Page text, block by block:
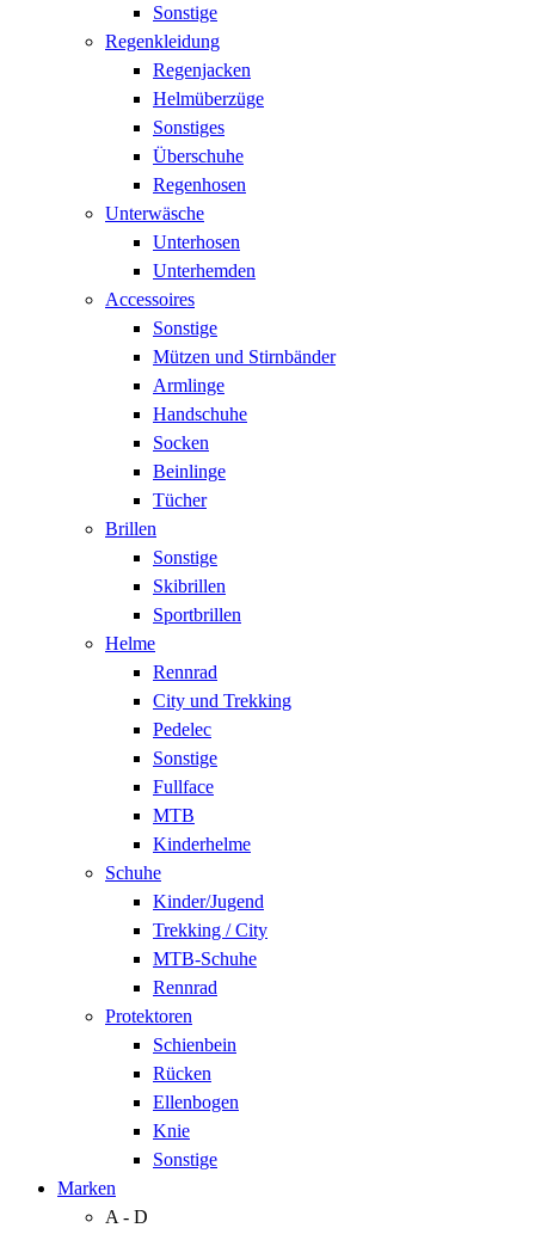
Sonstige
Regenkleidung
Regenjacken
Helmüberzüge
Sonstiges
Überschuhe
Regenhosen
Unterwäsche
Unterhosen
Unterhemden
Accessoires
Sonstige
Mützen und Stirnbänder
Armlinge
Handschuhe
Socken
Beinlinge
Tücher
Brillen
Sonstige
Skibrillen
Sportbrillen
Helme
Rennrad
City und Trekking
Pedelec
Sonstige
Fullface
MTB
Kinderhelme
Schuhe
Kinder/Jugend
Trekking / City
MTB-Schuhe
Rennrad
Protektoren
Schienbein
Rücken
Ellenbogen
Knie
Sonstige
Marken
A - D